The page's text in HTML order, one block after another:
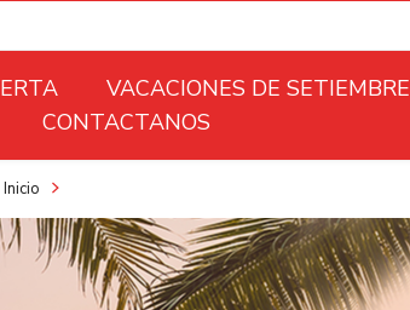
VACACIONES DE SETIEMBRE
CONTACTANOS
Inicio